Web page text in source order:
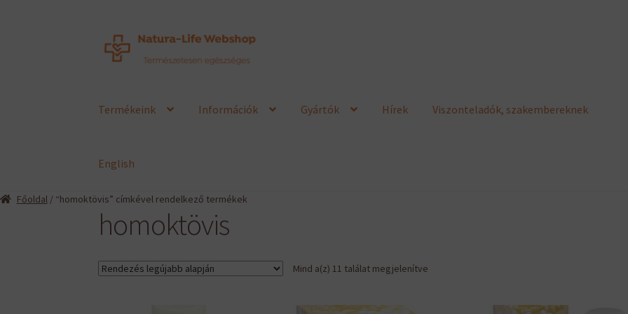
Ugrás
Kilépés
Termékeink Információk Gyártók Hírek Viszonteladók, szakembereknek
English
Főoldal/ “homoktövis” címkével rendelkező termékek
homoktövis
Mind a(z) 11 találat megjelenítve